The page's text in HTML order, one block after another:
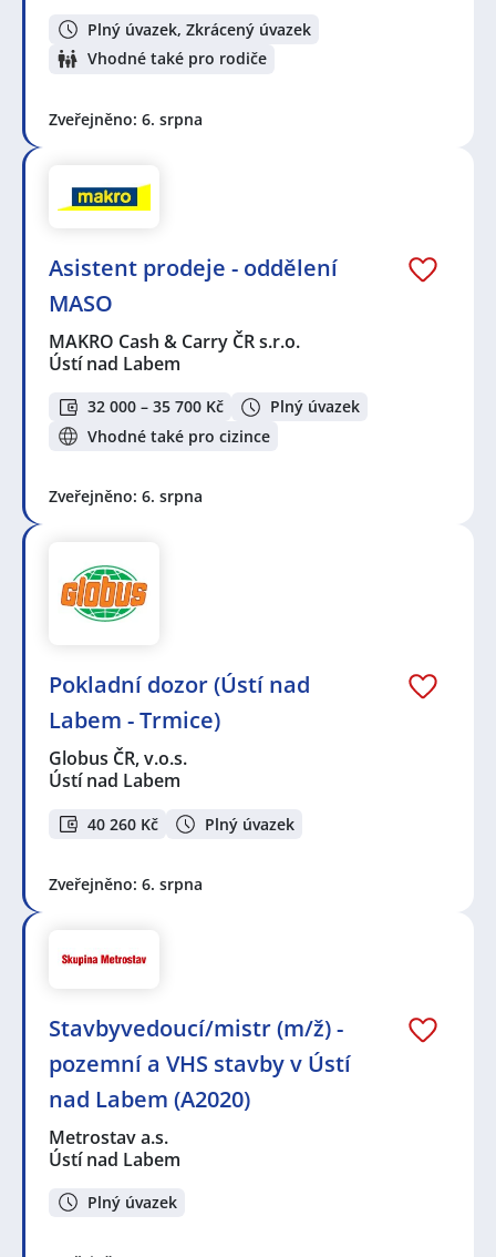
Plný úvazek, Zkrácený úvazek
Vhodné také pro rodiče
Zveřejněno: 6. srpna
Asistent prodeje - oddělení
MASO
MAKRO Cash & Carry ČR s.r.o.
Ústí nad Labem
32 000 – 35 700 Kč
Plný úvazek
Vhodné také pro cizince
Zveřejněno: 6. srpna
Pokladní dozor (Ústí nad
Labem - Trmice)
Globus ČR, v.o.s.
Ústí nad Labem
40 260 Kč Plný úvazek
Zveřejněno: 6. srpna
Stavbyvedoucí/mistr (m/ž) -
pozemní a VHS stavby v Ústí
nad Labem (A2020)
Metrostav a.s.
Ústí nad Labem
Plný úvazek